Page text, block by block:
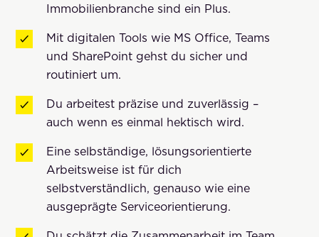
Immobilienbranche sind ein Plus.
Mit digitalen Tools wie MS Office, Teams
und SharePoint gehst du sicher und
routiniert um.
Du arbeitest präzise und zuverlässig –
auch wenn es einmal hektisch wird.
Eine selbständige, lösungsorientierte
Arbeitsweise ist für dich
selbstverständlich, genauso wie eine
ausgeprägte Serviceorientierung.